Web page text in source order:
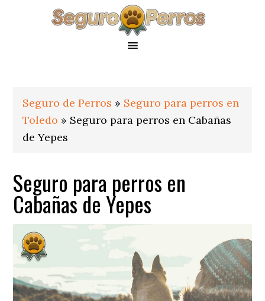
Seguro de Perros » Seguro para perros en
Toledo » Seguro para perros en Cabañas
de Yepes
Seguro para perros en
Cabañas de Yepes